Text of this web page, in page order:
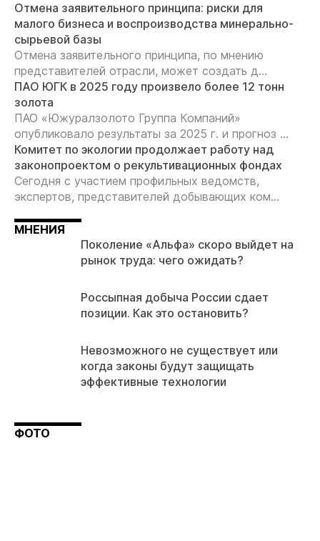
Отмена заявительного принципа: риски для
малого бизнеса и воспроизводства минерально-
сырьевой базы
Отмена заявительного принципа, по мнению
представителей отрасли, может создать д...
ПАО ЮГК в 2025 году произвело более 12 тонн
золота
ПАО «Южуралзолото Группа Компаний»
опубликовало результаты за 2025 г. и прогноз ...
Комитет по экологии продолжает работу над
законопроектом о рекультивационных фондах
Сегодня с участием профильных ведомств,
экспертов, представителей добывающих ком...
МНЕНИЯ
Поколение «Альфа» скоро выйдет на
рынок труда: чего ожидать?
Россыпная добыча России сдает
позиции. Как это остановить?
Невозможного не существует или
когда законы будут защищать
эффективные технологии
ФОТО